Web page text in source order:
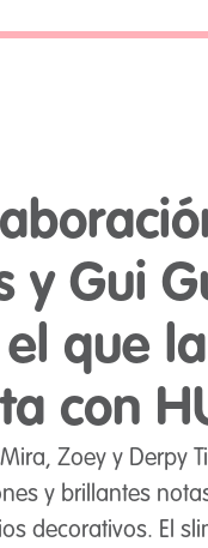
y Gui
que
con
Zoey y Derpy
y brillantes
decorativos. El